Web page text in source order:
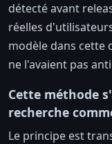
détecté avant
réelles
modèle dans cette
ne l'avaient pas
Cette méthode
recherche
Le principe est